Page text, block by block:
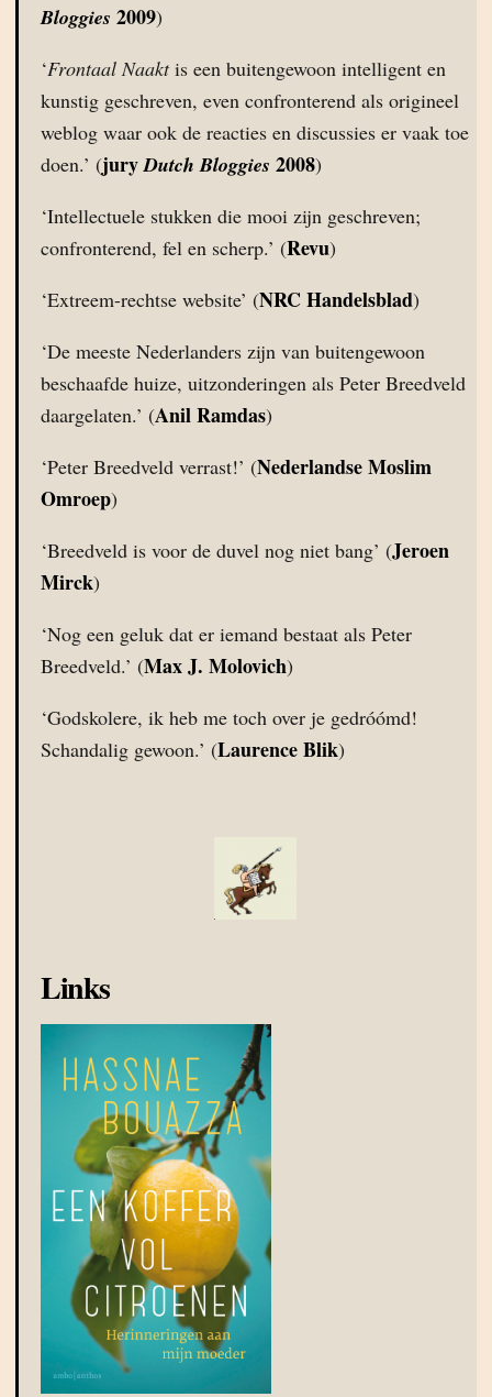
Bloggies 2009)
‘Frontaal Naaktis een buitengewoon intelligent en
kunstig geschreven, even confronterend als origineel
weblog waar ook de reacties en discussies er vaak toe
doen.’ (juryDutch Bloggies 2008)
‘Intellectuele stukken die mooi zijn geschreven;
confronterend, fel en scherp.’ (Revu)
‘Extreem-rechtse website’ (NRC Handelsblad)
‘De meeste Nederlanders zijn van buitengewoon
beschaafde huize, uitzonderingen als Peter Breedveld
daargelaten.’ (Anil Ramdas)
‘Peter Breedveld verrast!’ (Nederlandse Moslim
Omroep)
‘Breedveld is voor de duvel nog niet bang’ (Jeroen
Mirck)
‘Nog een geluk dat er iemand bestaat als Peter
Breedveld.’ (Max J. Molovich)
‘Godskolere, ik heb me toch over je gedróómd!
Schandalig gewoon.’ (Laurence Blik)
Links